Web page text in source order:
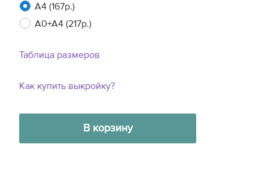
A4 (167р.)
A0+A4 (217р.)
Таблица размеров
Как купить выкройку?
В корзину